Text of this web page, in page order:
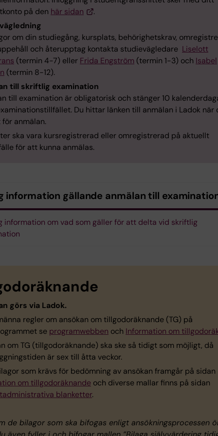
på den här sidan
.
om din studiegång, kursplats, behörighetskrav,
och återupptag kontakta studievägledare Liselott
(termin 4-7) eller Frida Engström (termin 1-3) och Isabel
(termin 8-12).
till skriftlig examination
till examination är obligatorisk och stänger 10
Du hittar länken till anmälan i Ladok när
anmälan.
ska vara kursregistrerad eller omregistrerad på aktuellt
för att kunna anmälas.
information gällande anmälan till
information om vad som gäller för att delta vid skriftlig
görs via Ladok.
regler om ansökan om tillgodoräknande (TG) på
se programwebben och Information om
om TG (tillgodoräknande) ska ske så tidigt som möjligt, då
är sex till åtta veckor.
som krävs för bedömning av ansökan framgår på sidan
om tillgodoräknande och diverse mallar finns på sidan
blanketter.
de bilagor som ska bifogas enligt ansökningsprocessen